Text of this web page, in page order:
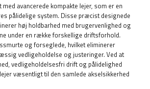
avancerede kompakte lejer, som er en
pålidelige system. Disse præcist designede
høj holdbarhed med brugervenlighed og
under en række forskellige driftsforhold.
og forseglede, hvilket eliminerer
vedligeholdelse og justeringer. Ved at
vedligeholdelsesfri drift og pålidelighed
væsentligt til den samlede akselsikkerhed